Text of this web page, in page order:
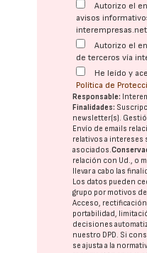
Autorizo el
avisos
interempresas.net
Autorizo el
de terceros vía
He leído y
Política de
Responsable:
Finalidades:
newsletter(s).
Envío de emails
relativos a intereses
asociados.
relación con Ud., o
llevar a cabo las
Los datos pueden
grupo por motivos
Acceso,
portabilidad,
decisiones
nuestro DPD. Si
se ajusta a la